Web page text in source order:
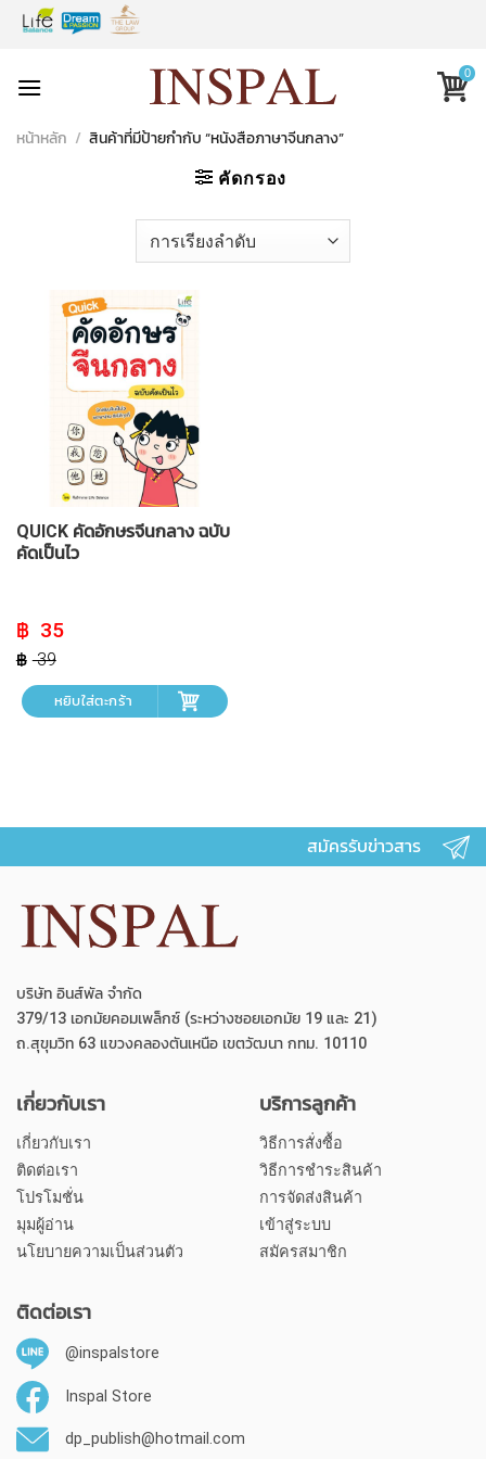
Skip
0
หน้าหลัก / สินค้าที่มีป้ายกำกับ “หนังสือภาษาจีนกลาง”
คัดกรอง
QUICK คัดอักษรจีนกลาง ฉบับ
คัดเป็นไว
39
Original
price
was:
฿ 39.
35
Current
price
is:
฿ 35.
หยิบใส่ตะกร้า
สมัครรับข่าวสาร
บริษัท อินส์พัล จำกัด
379/13 เอกมัยคอมเพล็กซ์ (ระหว่างซอยเอกมัย 19 และ 21)
ถ.สุขุมวิท 63 แขวงคลองตันเหนือ เขตวัฒนา กทม. 10110
เกี่ยวกับเรา
เกี่ยวกับเรา
ติดต่อเรา
โปรโมชั่น
มุมผู้อ่าน
นโยบายความเป็นส่วนตัว
บริการลูกค้า
วิธีการสั่งซื้อ
วิธีการชำระสินค้า
การจัดส่งสินค้า
เข้าสู่ระบบ
สมัครสมาชิก
ติดต่อเรา
@inspalstore
Inspal Store
dp_publish@hotmail.com